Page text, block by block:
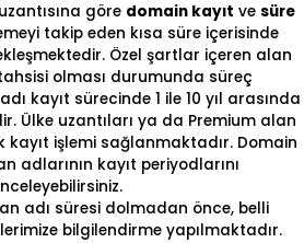
göre domain kayıt ve süre
takip eden kısa süre içerisinde
Özel şartlar içeren alan
olması durumunda süreç
kayıt sürecinde 1 ile 10 yıl arasında
Ülke uzantıları ya da Premium alan
kayıt işlemi sağlanmaktadır. Domain
adlarının kayıt periyodlarını
adı süresi dolmadan önce, belli
bilgilendirme yapılmaktadır.